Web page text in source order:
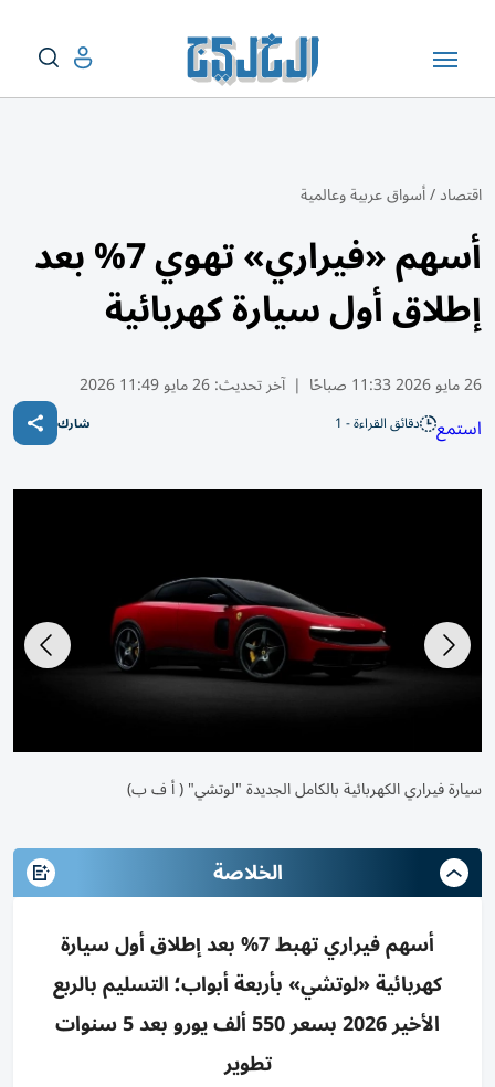
اقتصاد/أسواق عربية وعالمية
أسهم «فيراري» تهوي 7% بعد
إطلاق أول سيارة كهربائية
26 مايو 2026 11:33 صباحًا | آخر تحديث:26 مايو 11:49 2026
استمع دقائق القراءة - 1 شارك
سيارة فيراري الكهربائية بالكامل الجديدة "لوتشي" ( أ ف ب)
الخلاصة
أسهم فيراري تهبط 7% بعد إطلاق أول سيارة
كهربائية «لوتشي» بأربعة أبواب؛ التسليم بالربع
الأخير 2026 بسعر 550 ألف يورو بعد 5 سنوات
تطوير